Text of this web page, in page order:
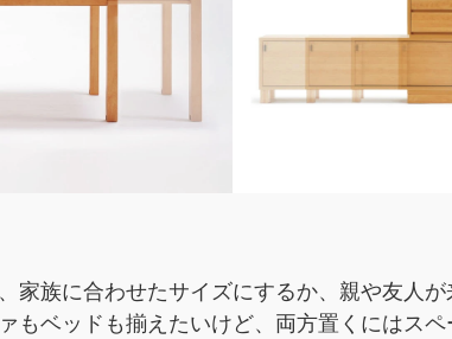
家族に合わせたサイズにするか、親や友人が
もベッドも揃えたいけど、両方置くにはスペ